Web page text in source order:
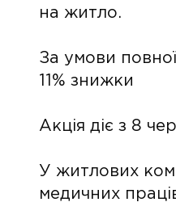
на житло.
За умови
11% знижки
Акція діє з 8
У житлових
медичних